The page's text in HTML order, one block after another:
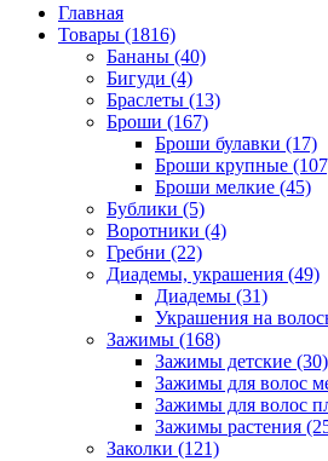
Главная
Товары (1816)
Бананы (40)
Бигуди (4)
Браслеты (13)
Броши (167)
Броши булавки (17)
Броши крупные
Броши мелкие (45)
Бублики (5)
Воротники (4)
Гребни (22)
Диадемы, украшения (49)
Диадемы (31)
Украшения на
Зажимы (168)
Зажимы детские (30)
Зажимы для волос
Зажимы для волос
Зажимы растения
Заколки (121)